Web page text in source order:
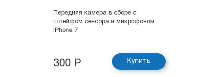
Передняя камера в сборе с
шлейфом сенсора и микрофоном
iPhone 7
300 Р Купить